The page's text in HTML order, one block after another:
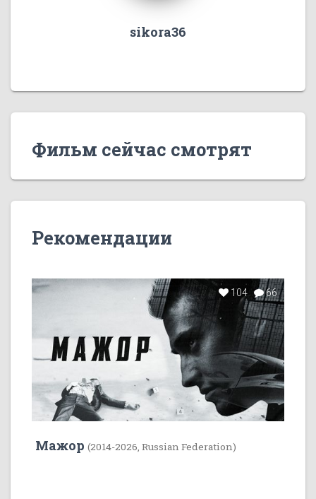
sikora36
Фильм сейчас смотрят
Рекомендации
104 66
Мажор (2014-2026, Russian Federation)